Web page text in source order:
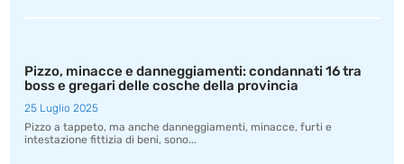
Pizzo, minacce e danneggiamenti: condannati 16 tra
boss e gregari delle cosche della provincia
25 Luglio 2025
Pizzo a tappeto, ma anche danneggiamenti, minacce, furti e
intestazione fittizia di beni, sono...